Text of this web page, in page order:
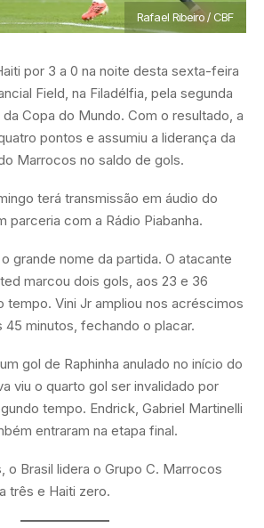
Rafael Ribeiro / CBF
por 3 a 0 na noite desta sexta-feira
Field, na Filadélfia, pela segunda
Copa do Mundo. Com o resultado, a
pontos e assumiu a liderança da
Marrocos no saldo de gols.
terá transmissão em áudio do
parceria com a Rádio Piabanha.
grande nome da partida. O atacante
marcou dois gols, aos 23 e 36
tempo. Vini Jr ampliou nos acréscimos
45 minutos, fechando o placar.
gol de Raphinha anulado no início do
viu o quarto gol ser invalidado por
tempo. Endrick, Gabriel Martinelli
entraram na etapa final.
o Brasil lidera o Grupo C. Marrocos
três e Haiti zero.